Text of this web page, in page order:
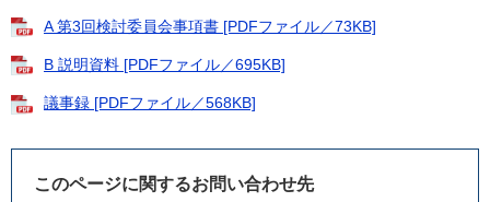
A 第3回検討委員会事項書 [PDFファイル／73KB]
B 説明資料 [PDFファイル／695KB]
議事録 [PDFファイル／568KB]
このページに関するお問い合わせ先